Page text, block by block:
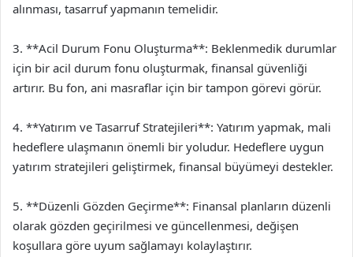
alınması, tasarruf yapmanın temelidir.
3. **Acil Durum Fonu Oluşturma**: Beklenmedik durumlar
için bir acil durum fonu oluşturmak, finansal güvenliği
artırır. Bu fon, ani masraflar için bir tampon görevi görür.
4. **Yatırım ve Tasarruf Stratejileri**: Yatırım yapmak, mali
hedeflere ulaşmanın önemli bir yoludur. Hedeflere uygun
yatırım stratejileri geliştirmek, finansal büyümeyi destekler.
5. **Düzenli Gözden Geçirme**: Finansal planların düzenli
olarak gözden geçirilmesi ve güncellenmesi, değişen
koşullara göre uyum sağlamayı kolaylaştırır.